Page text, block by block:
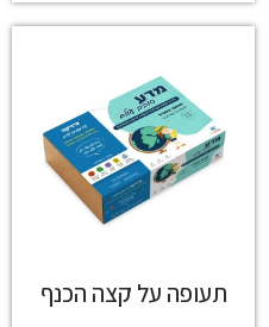
תעופה על קצה הכנף